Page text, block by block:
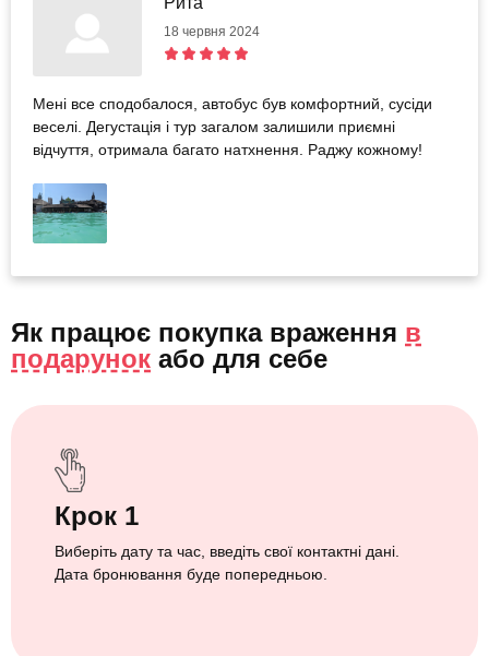
18 червня 2024
Мені все сподобалося, автобус був комфортний, сусіди
веселі. Дегустація і тур загалом залишили приємні
відчуття, отримала багато натхнення. Раджу кожному!
Як працює покупка враження в
подарунок або для себе
Крок 1
Виберіть дату та час, введіть свої контактні дані.
Дата бронювання буде попередньою.